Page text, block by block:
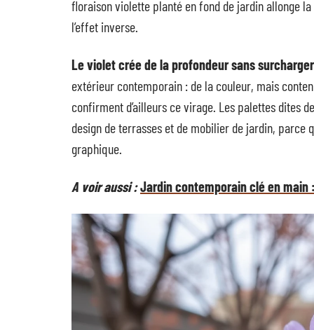
floraison violette planté en fond de jardin allonge
l’effet inverse.
Le violet crée de la profondeur sans
extérieur contemporain : de la couleur, mais
confirment d’ailleurs ce virage. Les palettes dites
design de terrasses et de mobilier de jardin,
graphique.
A voir aussi :Jardin contemporain clé en